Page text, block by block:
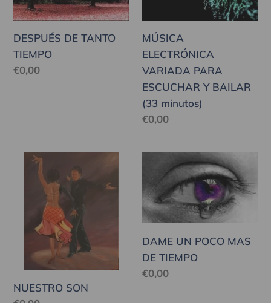
DESPUÉS DE TANTO
TIEMPO
Precio
€0,00
Y
BAILAR
(33
minutos)
MÚSICA
ELECTRÓNICA
VARIADA PARA
ESCUCHAR Y BAILAR
(33 minutos)
Precio
€0,00
NUESTRO
NUESTRO SON
POCO
MAS
DE
TIEMPO
DAME UN POCO MAS
DE TIEMPO
Precio
€0,00